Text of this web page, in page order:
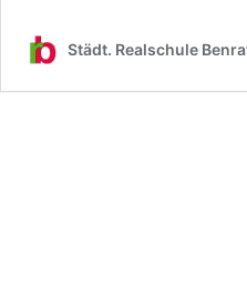
Städt. Realschule